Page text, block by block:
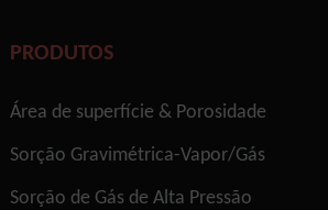
PRODUTOS
Área de superfície & Porosidade
Sorção Gravimétrica-Vapor/Gás
Sorção de Gás de Alta Pressão